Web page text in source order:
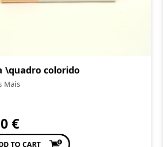
\quadro colorido
Mais
€
TO CART